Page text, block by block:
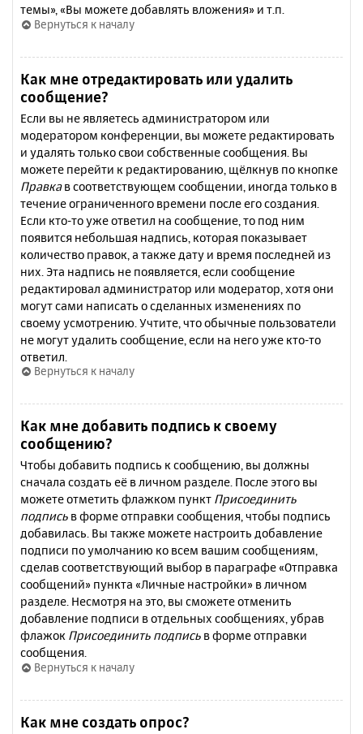
темы», «Вы можете добавлять вложения» и т.п.
Вернуться к началу
Как мне отредактировать или удалить
сообщение?
Если вы не являетесь администратором или
модератором конференции, вы можете редактировать
и удалять только свои собственные сообщения. Вы
можете перейти к редактированию, щёлкнув по кнопке
Правкав соответствующем сообщении, иногда только в
течение ограниченного времени после его создания.
Если кто-то уже ответил на сообщение, то под ним
появится небольшая надпись, которая показывает
количество правок, а также дату и время последней из
них. Эта надпись не появляется, если сообщение
редактировал администратор или модератор, хотя они
могут сами написать о сделанных изменениях по
своему усмотрению. Учтите, что обычные пользователи
не могут удалить сообщение, если на него уже кто-то
ответил.
Вернуться к началу
Как мне добавить подпись к своему
сообщению?
Чтобы добавить подпись к сообщению, вы должны
сначала создать её в личном разделе. После этого вы
можете отметить флажком пункт Присоединить
подпись в форме отправки сообщения, чтобы подпись
добавилась. Вы также можете настроить добавление
подписи по умолчанию ко всем вашим сообщениям,
сделав соответствующий выбор в параграфе «Отправка
сообщений» пункта «Личные настройки» в личном
разделе. Несмотря на это, вы сможете отменить
добавление подписи в отдельных сообщениях, убрав
флажок Присоединить подпись в форме отправки
сообщения.
Вернуться к началу
Как мне создать опрос?